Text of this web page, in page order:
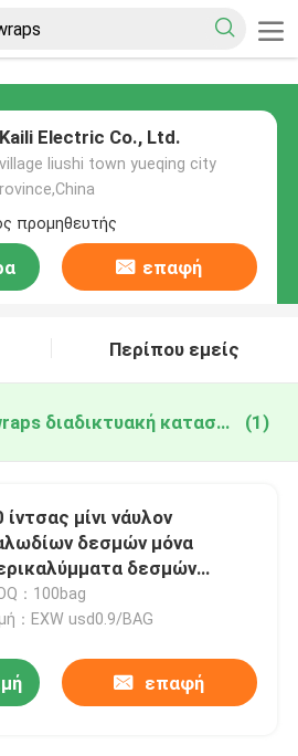
Electric Co., Ltd.
liushi town yueqing city
προμηθευτής
επαφή
Περίπου εμείς
small white tie wraps διαδικτυακή κατασκευή (1)
ίντσας μίνι νάυλον
δεσμών μόνα
δεσμών
μικρά άσπρα
：100bag
：EXW usd0.9/BAG
επαφή